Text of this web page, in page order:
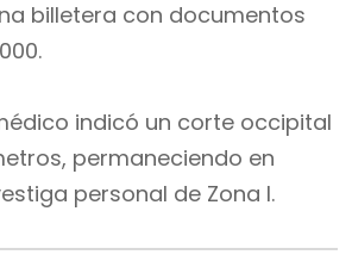
billetera con documentos
indicó un corte occipital
permaneciendo en
personal de Zona I.